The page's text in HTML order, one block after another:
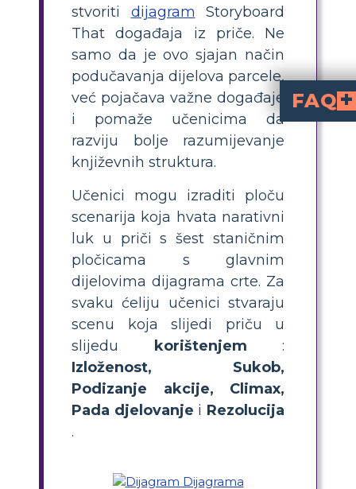
stvoriti dijagram Storyboard
That događaja iz priče. Ne
samo da je ovo sjajan način
podučavanja dijelova parcele,
već pojačava važne događaje
i pomaže učenicima da
razviju bolje razumijevanje
književnih struktura.
Učenici mogu izraditi ploču
scenarija koja hvata narativni
luk u priči s šest staničnim
pločicama s glavnim
dijelovima dijagrama crte. Za
svaku ćeliju učenici stvaraju
scenu koja slijedi priču u
slijedu
korištenjem :
Izloženost, Sukob,
Podizanje akcije, Climax,
Pada djelovanje i Rezolucija
.
FAQ